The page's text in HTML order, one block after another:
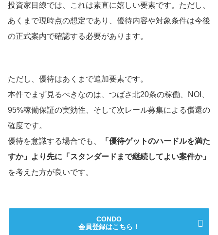
投資家目線では、これは素直に嬉しい要素です。ただし、
あくまで現時点の想定であり、優待内容や対象条件は今後
の正式案内で確認する必要があります。
ただし、優待はあくまで追加要素です。
本件でまず見るべきなのは、つばさ北20条の稼働、NOI、
95%稼働保証の実効性、そして次レール募集による償還の
確度です。
優待を意識する場合でも、
「優待ゲットのハードルを満た
すか」より先に「スタンダードまで継続してよい案件か」
を考えた方が良いです。
CONDO
会員登録はこちら！